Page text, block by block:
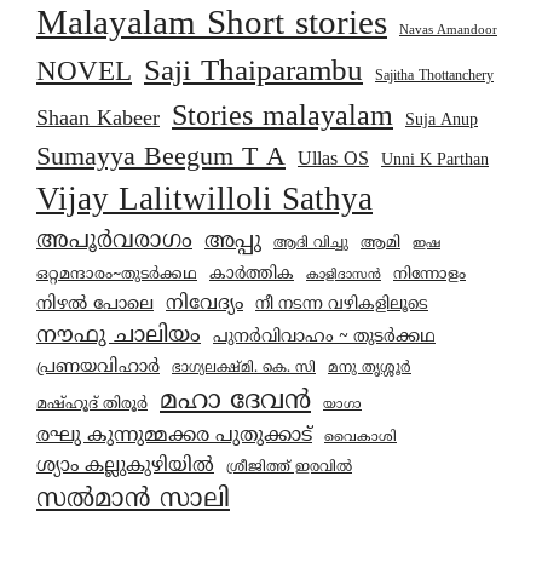
Malayalam Short stories Navas Amandoor
NOVEL Saji Thaiparambu Sajitha Thottanchery
Shaan Kabeer Stories malayalam Suja Anup
Sumayya Beegum T A Ullas OS Unni K Parthan
Vijay Lalitwilloli Sathya
അപൂർവരാഗം അപ്പു ആദി വിച്ചു ആമി ഇഷ
ഒറ്റമന്ദാരം~തുടർക്കഥ കാര്‍ത്തിക കാളിദാസൻ നിന്നോളം
നിഴൽ പോലെ നിവേദ്യം നീ നടന്ന വഴികളിലൂടെ
നൗഫു ചാലിയം പുനർവിവാഹം ~ തുടർക്കഥ
പ്രണയവിഹാർ ഭാഗ്യലക്ഷ്മി. കെ. സി
മനു തൃശ്ശൂർ
മഷ്ഹൂദ് തിരൂർ
മഹാ ദേവൻ യാഗാ
രഘു കുന്നുമ്മക്കര പുതുക്കാട് വൈകാശി
ശ്യാം കല്ലുകുഴിയിൽ ശ്രീജിത്ത് ഇരവിൽ
സൽമാൻ സാലി